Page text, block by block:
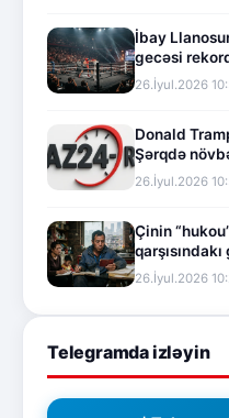
İbay
gecəsi
26.İyul.2026
Donald
Şərqdə
26.İyul.2026
Çinin
26.İyul.2026
Telegramda izləyin